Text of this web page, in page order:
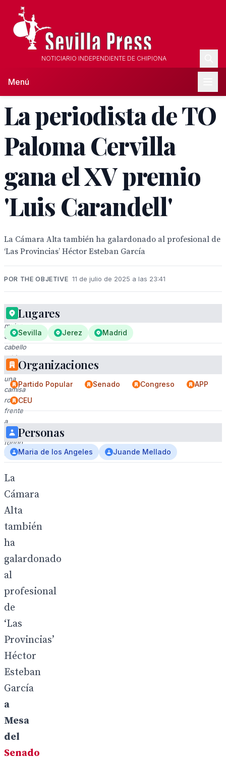
NOTICIARIO INDEPENDIENTE DE CHIPIONA
Menú
La periodista de TO
Paloma Cervilla
gana el XV premio
'Luis Carandell'
La Cámara Alta también ha galardonado al profesional de
‘Las Provincias’ Héctor Esteban García
POR THE OBJETIVE 11 de julio de 2025 a las 23:41
Una
mujer
con
cabello
rubio
y
una
camisa
rosa
frente
a
un
fondo
azul.
La
Cámara
Alta
también
ha
galardonado
al
profesional
de
‘Las
Provincias’
Héctor
Esteban
García
a
Mesa
del
Senado
Lugares
Sevilla Jerez Madrid
Organizaciones
Partido Popular Senado Congreso
APP
CEU
Personas
Maria de los Angeles Juande Mellado